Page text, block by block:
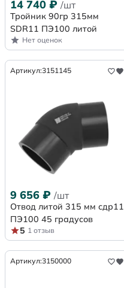
14 740 ₽ /шт
Тройник 90гр 315мм
SDR11 ПЭ100 литой
Нет оценок
Артикул:3151145
9 656 ₽ /шт
Отвод литой 315 мм сдр11
ПЭ100 45 градусов
5 1 отзыв
Артикул:3150000